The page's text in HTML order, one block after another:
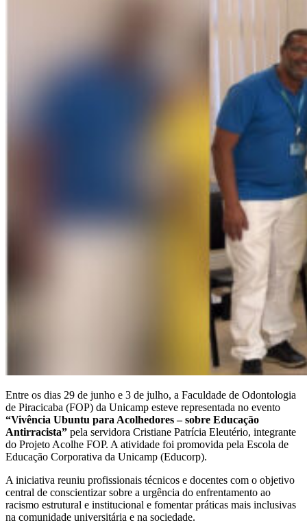
Entre os dias 29 de junho e 3 de julho, a Faculdade de Odontologia
de Piracicaba (FOP) da Unicamp esteve representada no evento
“Vivência Ubuntu para Acolhedores – sobre Educação
Antirracista” pela servidora Cristiane Patrícia Eleutério, integrante
do Projeto Acolhe FOP. A atividade foi promovida pela Escola de
Educação Corporativa da Unicamp (Educorp).
A iniciativa reuniu profissionais técnicos e docentes com o objetivo
central de conscientizar sobre a urgência do enfrentamento ao
racismo estrutural e institucional e fomentar práticas mais inclusivas
na comunidade universitária e na sociedade.